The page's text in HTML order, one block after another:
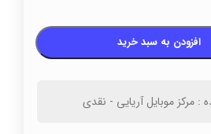
افزودن به سبد خرید
: مرکز موبایل آریایی - نقدی